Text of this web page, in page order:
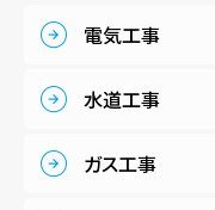
電気工事
水道工事
ガス工事